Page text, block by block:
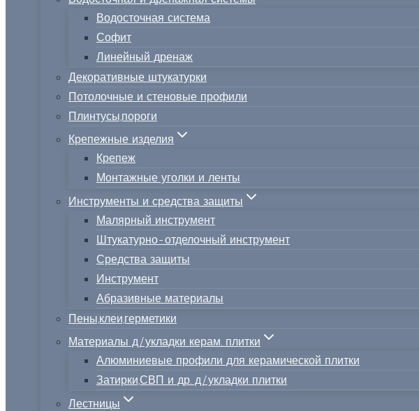
Водосточная система
Софит
Линейный дренаж
Декоративные штукатурки
Потолочные и стеновые профили
Плинтусы,пороги
Крепежные изделия
Крепеж
Монтажные уголки и ленты
Инструменты и средства защиты
Малярный инструмент
Штукатурно-отделочный инструмент
Средства защиты
Инструмент
Абразивные материалы
Пены,клеи,герметики
Материалы д/укладки керам. плитки
Алюминиевые профили для керамической плитки
Затирки,СВП и др. д/укладки плитки
Лестницы